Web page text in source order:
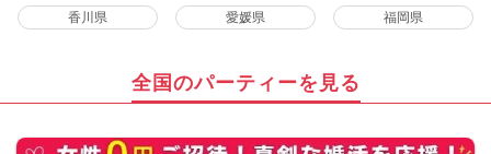
香川県 愛媛県 福岡県
全国のパーティーを見る